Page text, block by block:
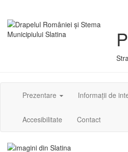
Prezentare Informații de
Accesibilitate Contact